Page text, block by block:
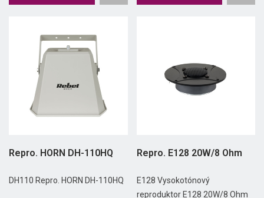
Repro. HORN DH-110HQ
DH110 Repro. HORN DH-110HQ
Repro. E128 20W/8 Ohm
E128 Vysokotónový
reproduktor E128 20W/8 Ohm